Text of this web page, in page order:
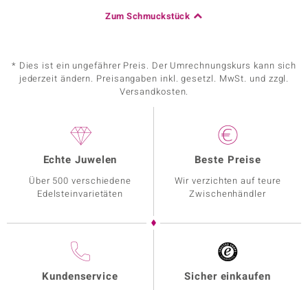
Zum Schmuckstück
* Dies ist ein ungefährer Preis. Der Umrechnungskurs kann sich
jederzeit ändern. Preisangaben inkl. gesetzl. MwSt. und zzgl.
Versandkosten.
Echte Juwelen
Über 500 verschiedene
Edelsteinvarietäten
Beste Preise
Wir verzichten auf teure
Zwischenhändler
Kundenservice Sicher einkaufen